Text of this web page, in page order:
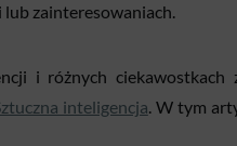
lub zainteresowaniach.
i różnych
inteligencja. W tym